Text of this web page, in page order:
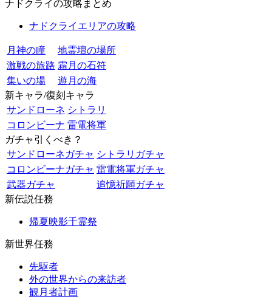
ナドクライの攻略まとめ
ナドクライエリアの攻略
月神の瞳
地霊壇の場所
激戦の旅路 霜月の石符
集いの場
遊月の海
新キャラ/復刻キャラ
サンドローネ シトラリ
コロンビーナ 雷電将軍
ガチャ引くべき？
サンドローネガチャ シトラリガチャ
コロンビーナガチャ 雷電将軍ガチャ
武器ガチャ
追憶祈願ガチャ
新伝説任務
帰夏映影千霊祭
新世界任務
先駆者
外の世界からの来訪者
観月者計画